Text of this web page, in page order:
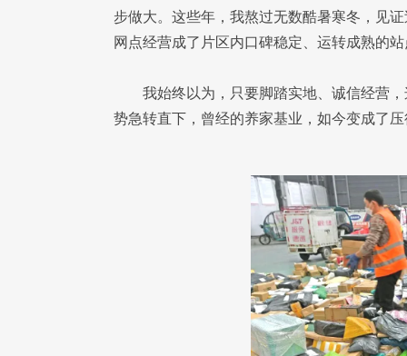
步做大。这些年，我熬过无数酷暑寒冬，见
网点经营成了片区内口碑稳定、运转成熟的
我始终以为，只要脚踏实地、诚信经营
势急转直下，曾经的养家基业，如今变成了